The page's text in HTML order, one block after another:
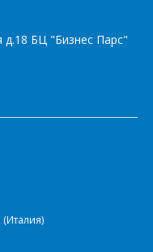
д.18 БЦ "Бизнес Парс"